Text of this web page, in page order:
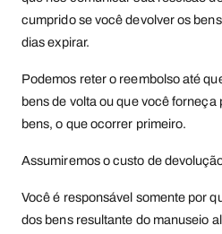
cumprido se você devolver os
dias expirar.
Podemos reter o reembolso até
bens de volta ou que você forneça
bens, o que ocorrer primeiro.
Assumiremos o custo de
Você é responsável somente por
dos bens resultante do manuseio